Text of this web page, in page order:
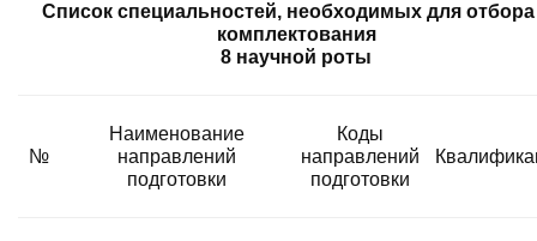
Список специальностей, необходимых для отбора
комплектования
8 научной роты
№
Наименование
направлений
подготовки
Коды
направлений
подготовки